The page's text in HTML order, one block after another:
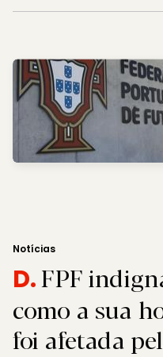
Notícias
D.FPF
como a sua
foi afetada